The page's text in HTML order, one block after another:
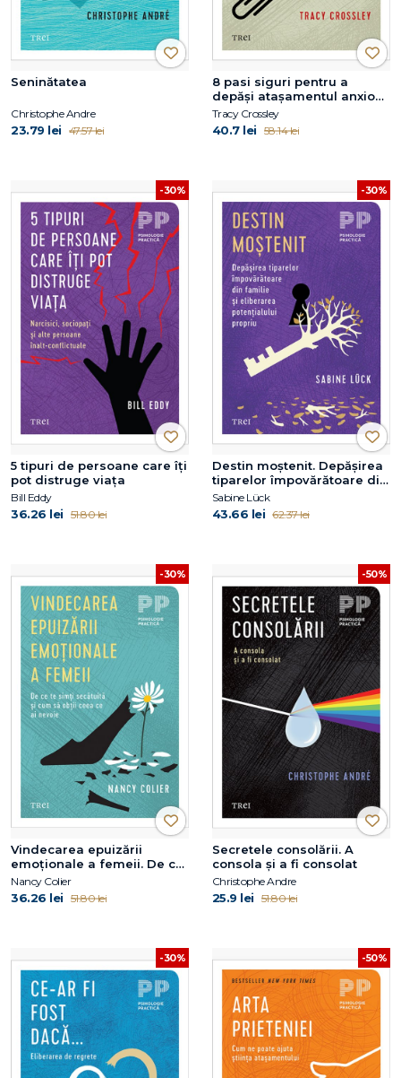
Seninătatea
Christophe Andre
23.79 lei 47.57 lei
8 pasi siguri pentru a
depăși atașamentul anxios
și evitant
Tracy Crossley
40.7 lei 58.14 lei
-30%
5 tipuri de persoane care îți
pot distruge viața
Bill Eddy
36.26 lei 51.80 lei
-30%
Destin moștenit. Depășirea
tiparelor împovărătoare din
familie și eliberarea
potențialului propriu
Sabine Lück
43.66 lei 62.37 lei
-30%
Vindecarea epuizării
emoționale a femeii. De ce
te simți secătuită și cum să
obții ceea ce ai nevoie
Nancy Colier
36.26 lei 51.80 lei
-50%
Secretele consolării. A
consola și a fi consolat
Christophe Andre
25.9 lei 51.80 lei
-30% -50%